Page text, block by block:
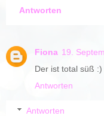
Antworten
Fiona 19.
Der ist total süß
Antworten
Antworten